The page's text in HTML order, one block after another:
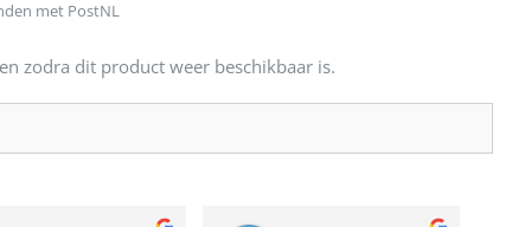
met PostNL
zodra dit product weer beschikbaar is.